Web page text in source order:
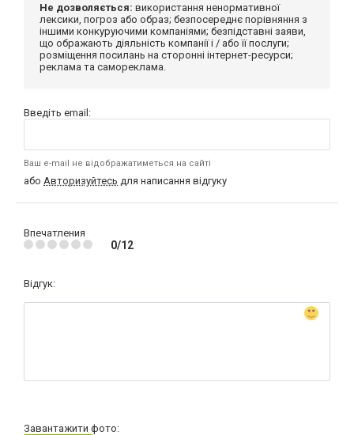
Не дозволяється: використання ненормативної
лексики, погроз або образ; безпосереднє порівняння з
іншими конкуруючими компаніями; безпідставні заяви,
що ображають діяльність компанії і / або її послуги;
розміщення посилань на сторонні інтернет-ресурси;
реклама та самореклама.
Введіть email:
Ваш e-mail не відображатиметься на сайті
або Авторизуйтесь для написання відгуку
Впечатления
0/12
Відгук:
Завантажити фото: